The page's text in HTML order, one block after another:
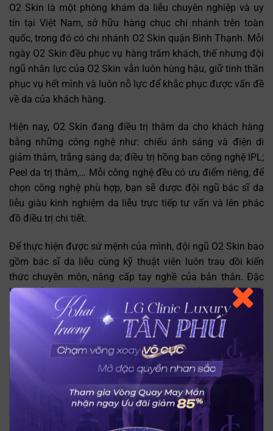
O2 Skin là một phòng khám da liễu chuyên nghiệp và uy
tín tại Việt Nam, sở hữu hàng chục chi nhánh trên toàn
quốc, trong đó có chi nhánh O2 Skin quận Bình Thạnh. Mỗi
ngày O2 Skin đều phục vụ hàng trăm khách, thế nhưng đội
ngũ nhân lực của O2 Skin vẫn luôn hùng hậu, giữ tinh thần
phục vụ hết mình và luôn nỗ lực để khắc phục được vấn đề
về da của khách hàng.
Hiện nay, O2 Skin đang điều trị thâm da cho khách hàng
bằng những công nghệ như: chiếu ánh sáng và điện di
giảm thâm, trắng sáng da; điều trị hồng ban công nghệ IPL;
Peel da trị thâm,… Mỗi công nghệ đều có ưu điểm riêng, để
chọn công nghệ phù hợp, bạn sẽ được đội ngũ bác sĩ da
liễu giàu kinh nghiệm da liễu trực tiếp tư vấn và lên phác
đồ điều trị chi tiết.
Để thực hiện được sứ mệnh của mình, đội ngũ O2 Skin bao
gồm bác sĩ da liễu cùng kỹ thuật viên luôn trau dồi kiến
thức chuyên môn, nâng cấp tay nghề của bản thân. Đặc
biệt, mỗi chi nhánh O2 Skin đều có cơ sở hạ tầng chất
lượng hiện đại, sang trọng, đẳng cấp, cùng trang thiết bị
công nghệ tiên tiến hiện đại, từ đó mang đến cho khách
hàng trải nghiệm dịch vụ tuyệt vời nhất.
Trò chuyện cùng